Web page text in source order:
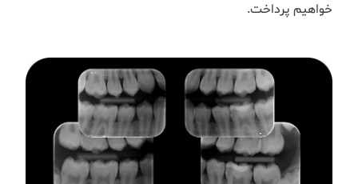
خواهیم پرداخت.